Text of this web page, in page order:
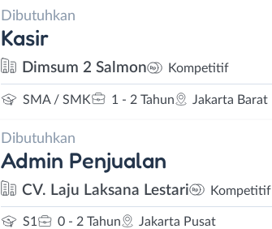
Dibutuhkan
Kasir
Dimsum 2 Salmon Kompetitif
SMA / SMK 1 - 2 Tahun Jakarta Barat
Dibutuhkan
Admin Penjualan
CV. Laju Laksana Lestari Kompetitif
S1 0 - 2 Tahun Jakarta Pusat